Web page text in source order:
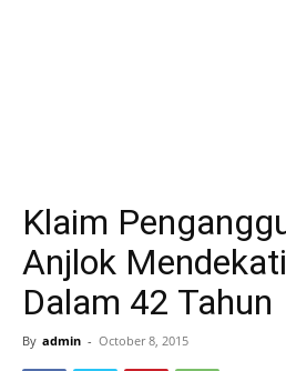
Klaim
Anjlok
Dalam 42 Tahun
By admin - October 8, 2015